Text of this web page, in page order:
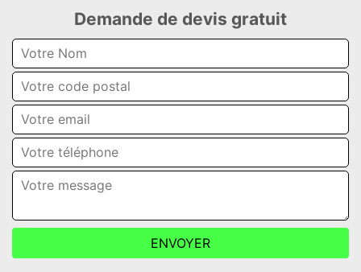
Demande de devis gratuit